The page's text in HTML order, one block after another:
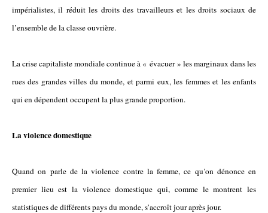
impérialistes, il réduit les droits des travailleurs et les droits sociaux de
l’ensemble de la classe ouvrière.
La crise capitaliste mondiale continue à « évacuer » les marginaux dans les
rues des grandes villes du monde, et parmi eux, les femmes et les enfants
qui en dépendent occupent la plus grande proportion.
La violence domestique
Quand on parle de la violence contre la femme, ce qu’on dénonce en
premier lieu est la violence domestique qui, comme le montrent les
statistiques de différents pays du monde, s’accroît jour après jour.